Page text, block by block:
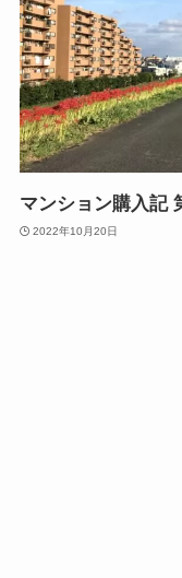
マンション購入記
2022年10月20日